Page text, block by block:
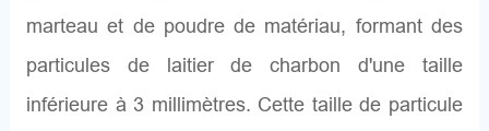
marteau et de poudre de matériau, formant des
particules de laitier de charbon d'une taille
inférieure à 3 millimètres. Cette taille de particule